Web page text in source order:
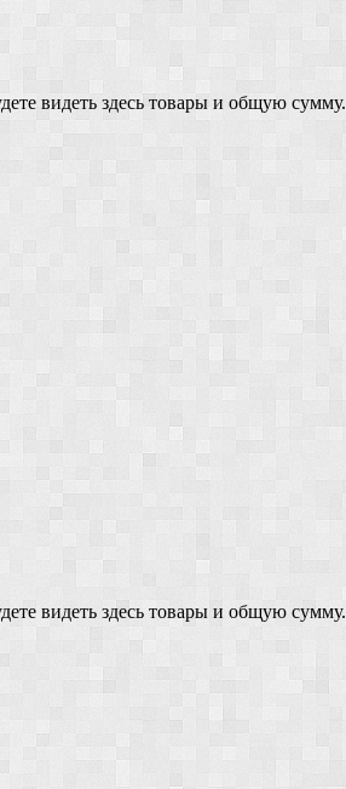
видеть здесь товары и общую сумму.
видеть здесь товары и общую сумму.